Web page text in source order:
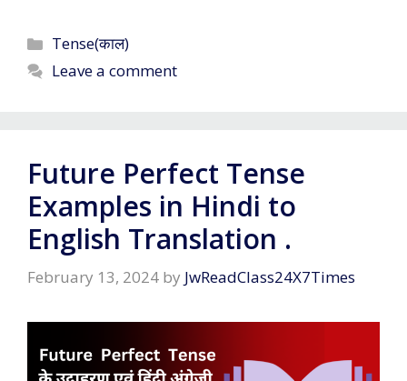
Categories
Tense(काल)
Leave a comment
Future Perfect Tense
Examples in Hindi to
English Translation .
February 13, 2024 by JwReadClass24X7Times